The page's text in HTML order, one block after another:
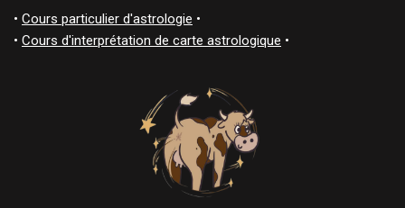
• Cours particulier d'astrologie •
• Cours d'interprétation de carte astrologique •